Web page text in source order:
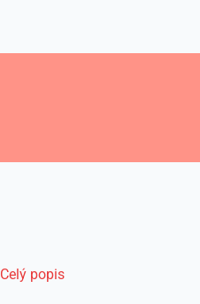
Celý popis